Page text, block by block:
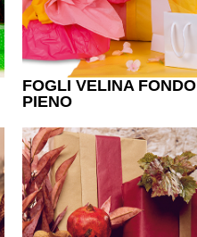
FOGLI VELINA FONDO
PIENO